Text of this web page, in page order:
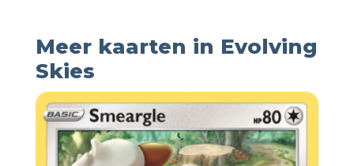
Meer kaarten in Evolving
Skies